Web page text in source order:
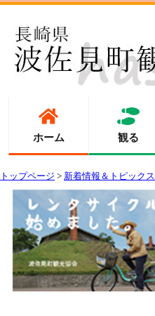
ホーム 観る
トップページ > 新着情報＆トピックス